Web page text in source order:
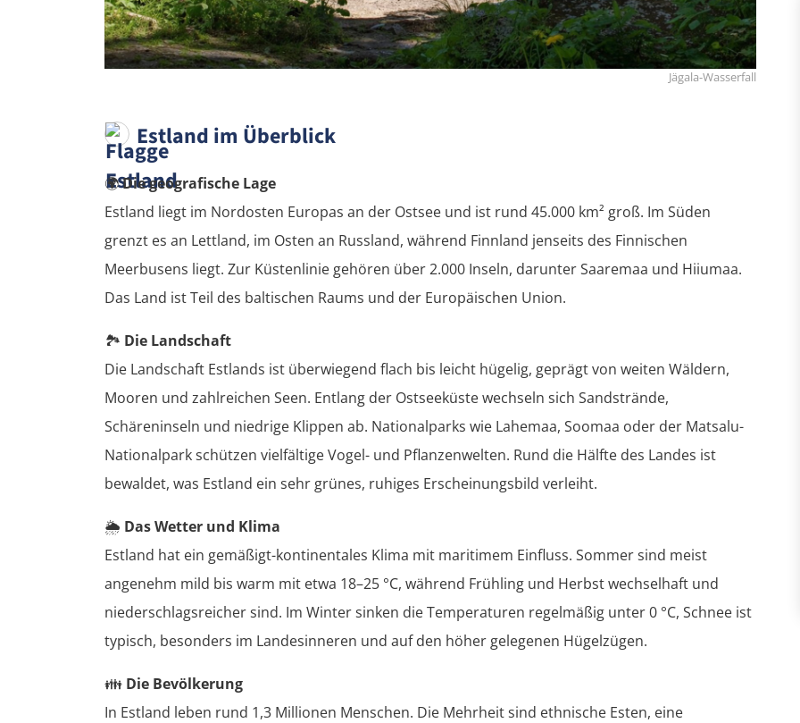
Jägala-Wasserfall
Estland im Überblick
🌍Die geografische Lage
Estland liegt im Nordosten Europas an der Ostsee und ist rund 45.000 km² groß. Im Süden
grenzt es an Lettland, im Osten an Russland, während Finnland jenseits des Finnischen
Meerbusens liegt. Zur Küstenlinie gehören über 2.000 Inseln, darunter Saaremaa und Hiiumaa.
Das Land ist Teil des baltischen Raums und der Europäischen Union.
🏞️ Die Landschaft
Die Landschaft Estlands ist überwiegend flach bis leicht hügelig, geprägt von weiten Wäldern,
Mooren und zahlreichen Seen. Entlang der Ostseeküste wechseln sich Sandstrände,
Schäreninseln und niedrige Klippen ab. Nationalparks wie Lahemaa, Soomaa oder der Matsalu-
Nationalpark schützen vielfältige Vogel- und Pflanzenwelten. Rund die Hälfte des Landes ist
bewaldet, was Estland ein sehr grünes, ruhiges Erscheinungsbild verleiht.
🌦️ Das Wetter und Klima
Estland hat ein gemäßigt-kontinentales Klima mit maritimem Einfluss. Sommer sind meist
angenehm mild bis warm mit etwa 18–25 °C, während Frühling und Herbst wechselhaft und
niederschlagsreicher sind. Im Winter sinken die Temperaturen regelmäßig unter 0 °C, Schnee ist
typisch, besonders im Landesinneren und auf den höher gelegenen Hügelzügen.
👪 Die Bevölkerung
In Estland leben rund 1,3 Millionen Menschen. Die Mehrheit sind ethnische Esten, eine